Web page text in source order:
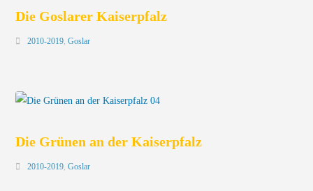
Die Goslarer Kaiserpfalz
2010-2019,Goslar
Die Grünen an der Kaiserpfalz
2010-2019,Goslar